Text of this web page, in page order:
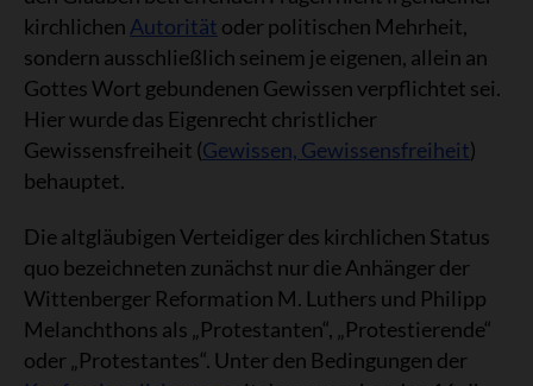
kirchlichen Autorität oder politischen Mehrheit,
sondern ausschließlich seinem je eigenen, allein an
Gottes Wort gebundenen Gewissen verpflichtet sei.
Hier wurde das Eigenrecht christlicher
Gewissensfreiheit (Gewissen, Gewissensfreiheit)
behauptet.
Die altgläubigen Verteidiger des kirchlichen Status
quo bezeichneten zunächst nur die Anhänger der
Wittenberger Reformation M. Luthers und Philipp
Melanchthons als „Protestanten“, „Protestierende“
oder „Protestantes“. Unter den Bedingungen der